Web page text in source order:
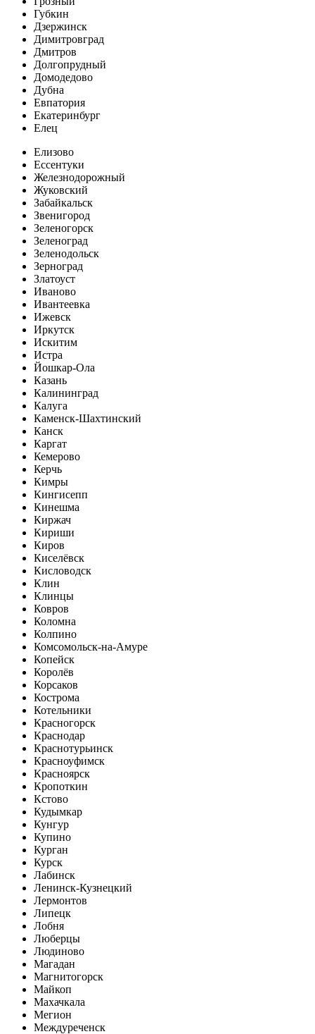
Губкин
Дзержинск
Димитровград
Дмитров
Долгопрудный
Домодедово
Дубна
Евпатория
Екатеринбург
Елец
Елизово
Ессентуки
Железнодорожный
Жуковский
Забайкальск
Звенигород
Зеленогорск
Зеленоград
Зеленодольск
Зерноград
Златоуст
Иваново
Ивантеевка
Ижевск
Иркутск
Искитим
Истра
Йошкар-Ола
Казань
Калининград
Калуга
Каменск-Шахтинский
Канск
Каргат
Кемерово
Керчь
Кимры
Кингисепп
Кинешма
Киржач
Кириши
Киров
Киселёвск
Кисловодск
Клин
Клинцы
Ковров
Коломна
Колпино
Комсомольск-на-Амуре
Копейск
Королёв
Корсаков
Кострома
Котельники
Красногорск
Краснодар
Краснотурьинск
Красноуфимск
Красноярск
Кропоткин
Кстово
Кудымкар
Кунгур
Купино
Курган
Курск
Лабинск
Ленинск-Кузнецкий
Лермонтов
Липецк
Лобня
Люберцы
Людиново
Магадан
Магнитогорск
Майкоп
Махачкала
Мегион
Междуреченск